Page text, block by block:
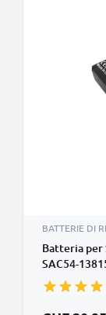
BATTERIE DI
Batteria per
SAC54-